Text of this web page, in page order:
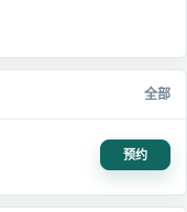
全部
预约